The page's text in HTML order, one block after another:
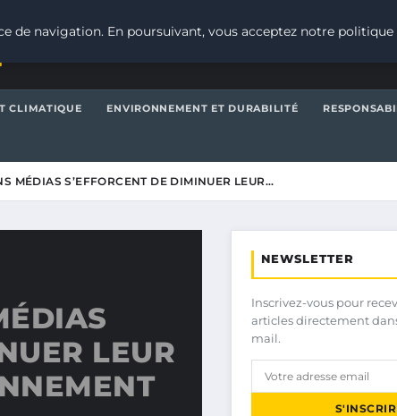
CLIMATIQUE ENVIRONNEMENT ET DURABILITÉ
MÉDIAS S’EFFORCENT DE DIMINUER LEUR…
LEUR
NEWSLETTER
Inscrivez-vous pour
articles directement
mail.
de navigation. En poursuivant, vous acceptez notre